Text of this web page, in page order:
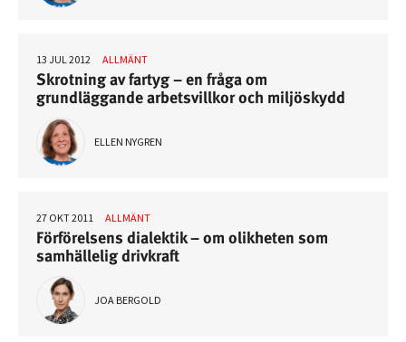
13 JUL 2012 ALLMÄNT
Skrotning av fartyg – en fråga om
grundläggande arbetsvillkor och miljöskydd
ELLEN NYGREN
27 OKT 2011 ALLMÄNT
Förförelsens dialektik – om olikheten som
samhällelig drivkraft
JOA BERGOLD